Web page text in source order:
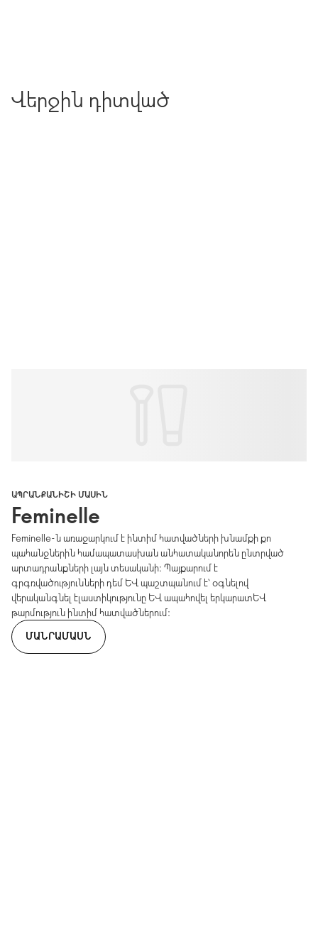
Վերջին դիտված
ԱՊՐԱՆՔԱՆԻՇԻ ՄԱՍԻՆ
Feminelle
Feminelle-ն առաջարկում է ինտիմ հատվածների խնամքի քո
պահանջներին համապատասխան անհատականորեն ընտրված
արտադրանքների լայն տեսականի։ Պայքարում է
գրգռվածությունների դեմ և պաշտպանում է՝ օգնելով
վերականգնել էլաստիկությունը և ապահովել երկարատև
թարմություն ինտիմ հատվածներում։
ՄԱՆՐԱՄԱՍՆ